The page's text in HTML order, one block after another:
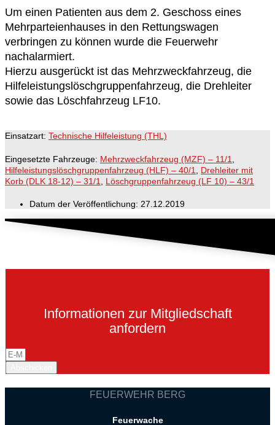
Um einen Patienten aus dem 2. Geschoss eines
Mehrparteienhauses in den Rettungswagen
verbringen zu können wurde die Feuerwehr
nachalarmiert.
Hierzu ausgerückt ist das Mehrzweckfahrzeug, die
Hilfeleistungslöschgruppenfahrzeug, die Drehleiter
sowie das Löschfahrzeug LF10.
Einsatzart: Technische Hilfeleistung (THL)
Eingesetzte Fahrzeuge: Mehrzweckfahrzeug (MZF) – 11/1
Hilfeleistungslöschgruppenfahrzeug (HLF) – 40/1
Drehleiter mit
Korb (DLK 18-12) – 31/1
Löschgruppenfahrzeug (LF 10) – 43/1
Datum der Veröffentlichung: 27.12.2019
Informationen zur Mitgliedschaft
anfordern
FEUERWEHR BERG
Feuerwache